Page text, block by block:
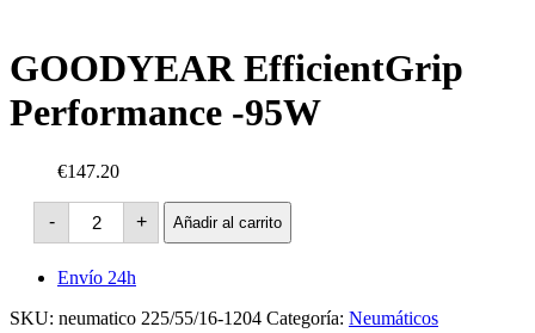
GOODYEAR EfficientGrip
Performance -95W
€147.20
-
GOODYEAR
EfficientGrip
Performance
-95W
cantidad
+ Añadir al carrito
Envío 24h
SKU: neumatico 225/55/16-1204 Categoría: Neumáticos